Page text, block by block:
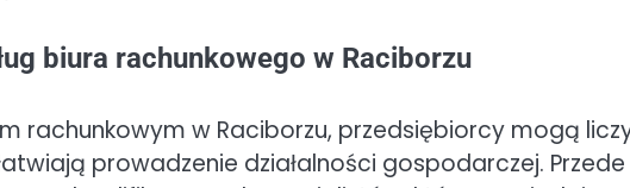
biura rachunkowego w Raciborzu
rachunkowym w Raciborzu, przedsiębiorcy mogą
prowadzenie działalności gospodarczej. Przede